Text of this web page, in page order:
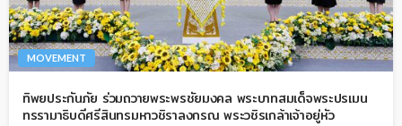
MOVEMENT
ทิพยประกันภัย ร่วมถวายพระพรชัยมงคล พระบาทสมเด็จพระปรเมน
ทรรามาธิบดีศรีสินทรมหาวชิราลงกรณ พระวชิรเกล้าเจ้าอยู่หัว